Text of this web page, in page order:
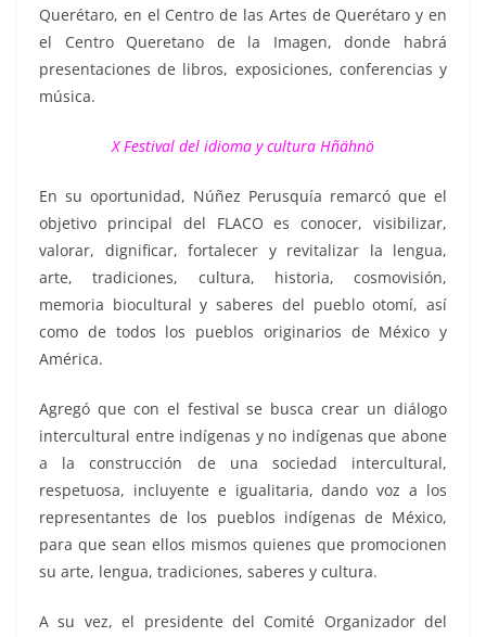
Querétaro, en el Centro de las Artes de Querétaro y en
el Centro Queretano de la Imagen, donde habrá
presentaciones de libros, exposiciones, conferencias y
música.
X Festival del idioma y cultura Hñähnö
En su oportunidad, Núñez Perusquía remarcó que el
objetivo principal del FLACO es conocer, visibilizar,
valorar, dignificar, fortalecer y revitalizar la lengua,
arte, tradiciones, cultura, historia, cosmovisión,
memoria biocultural y saberes del pueblo otomí, así
como de todos los pueblos originarios de México y
América.
Agregó que con el festival se busca crear un diálogo
intercultural entre indígenas y no indígenas que abone
a la construcción de una sociedad intercultural,
respetuosa, incluyente e igualitaria, dando voz a los
representantes de los pueblos indígenas de México,
para que sean ellos mismos quienes que promocionen
su arte, lengua, tradiciones, saberes y cultura.
A su vez, el presidente del Comité Organizador del